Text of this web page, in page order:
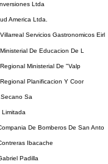
Ltda
America Ltda.
Servicios Gastronomicos Eirl
De Educacion De L
Ministerial De "Valp
Planificacion Y Coor
Sa
De Bomberos De San Anto
Ibacache
Padilla